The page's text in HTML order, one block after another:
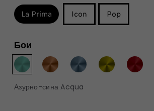
La Prima Icon Pop
Бои
Азурно-сина Acqua​​